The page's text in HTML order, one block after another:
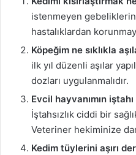
istenmeyen gebeliklerin
hastalıklardan
Köpeğim ne sıklıkla
ilk yıl düzenli aşılar
dozları uygulanmalıdır.
Evcil hayvanımın
İştahsızlık ciddi bir
Veteriner hekiminize
Kedim tüylerini aşırı